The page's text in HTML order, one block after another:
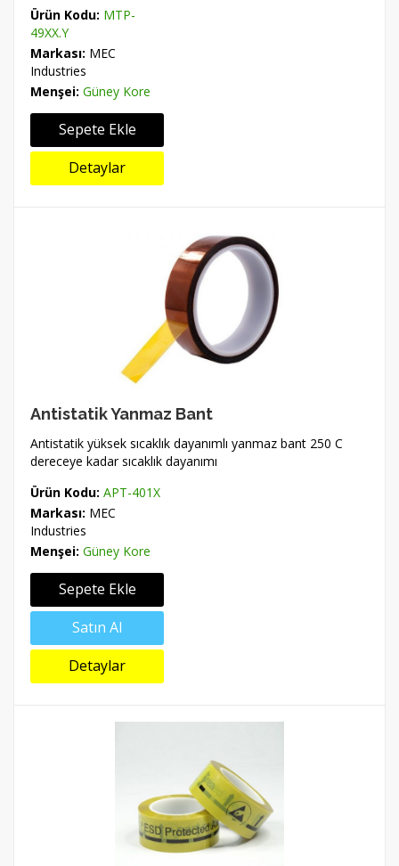
Ürün Kodu: MTP-
49XX.Y
Markası: MEC
Industries
Menşei: Güney Kore
Sepete Ekle
Detaylar
Antistatik Yanmaz Bant
Antistatik yüksek sıcaklık dayanımlı yanmaz bant 250 C
dereceye kadar sıcaklık dayanımı
Ürün Kodu: APT-401X
Markası: MEC
Industries
Menşei: Güney Kore
Sepete Ekle
Satın Al
Detaylar